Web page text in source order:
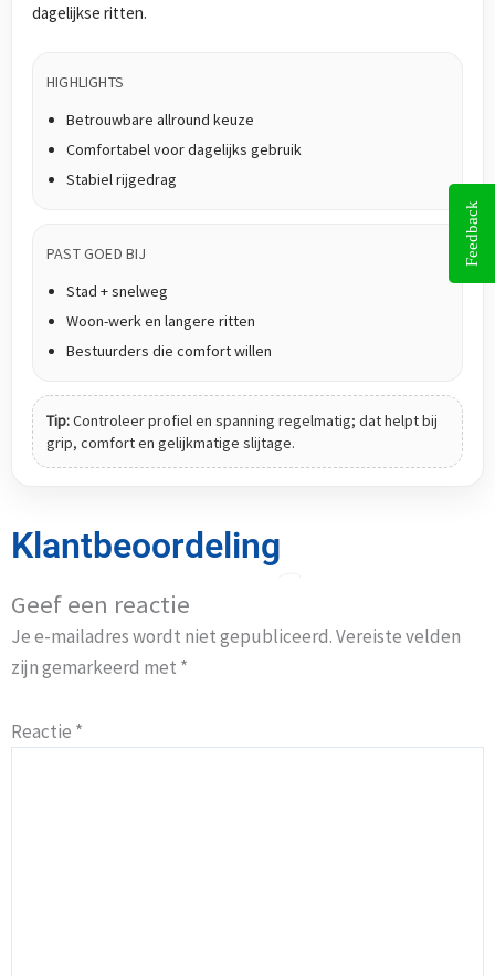
dagelijkse ritten.
HIGHLIGHTS
Betrouwbare allround keuze
Comfortabel voor dagelijks gebruik
Stabiel rijgedrag
PAST GOED BIJ
Stad + snelweg
Woon-werk en langere ritten
Bestuurders die comfort willen
Tip:Controleer profiel en spanning regelmatig; dat helpt bij
grip, comfort en gelijkmatige slijtage.
Klantbeoordeling
Geef een reactie
Je e-mailadres wordt niet gepubliceerd.Vereiste velden
zijn gemarkeerd met *
Reactie *
Feedback